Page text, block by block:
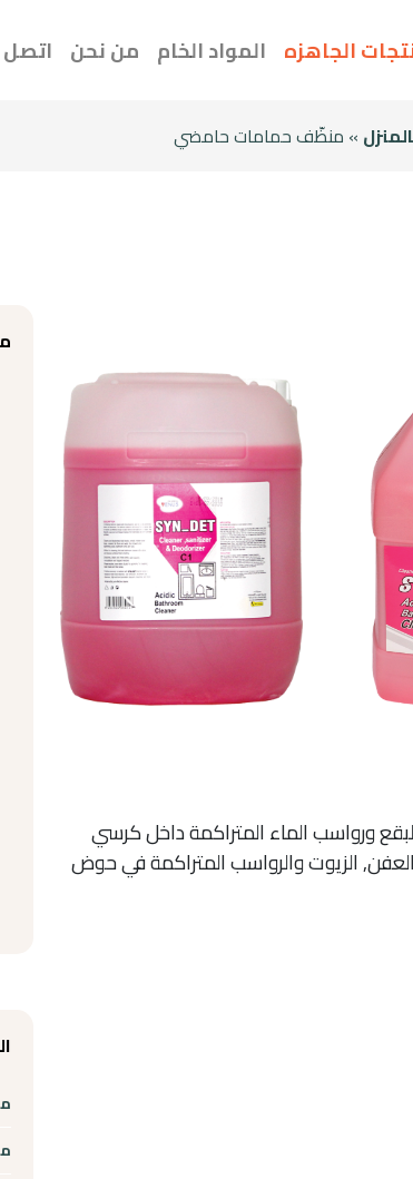
الجاهزه المواد الخام من نحن اتصل
» منظّف حمامات حامضي
ورواسب الماء المتراكمة داخل كرسي
الزيوت والرواسب المتراكمة في حوض